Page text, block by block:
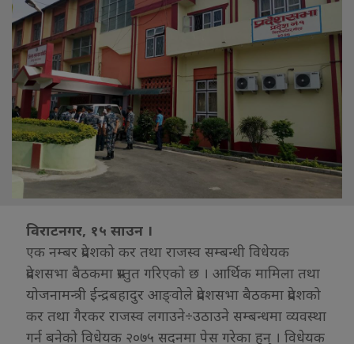
विराटनगर, १५ साउन ।
एक नम्बर प्रदेशको कर तथा राजस्व सम्बन्धी विधेयक
प्रदेशसभा बैठकमा प्रस्तुत गरिएको छ । आर्थिक मामिला तथा
योजनामन्त्री ईन्द्रबहादुर आङ्वोले प्रदेशसभा बैठकमा प्रदेशको
कर तथा गैरकर राजस्व लगाउने÷उठाउने सम्बन्धमा व्यवस्था
गर्न बनेको विधेयक २०७५ सदनमा पेस गरेका हुन् । विधेयक